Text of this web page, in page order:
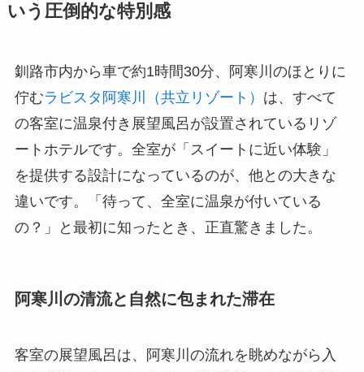
いう圧倒的な特別感
釧路市内から車で約1時間30分、阿寒川のほとりに
佇むラビスタ阿寒川（共立リゾート） は、すべて
の客室に温泉付き展望風呂が設置されているリゾ
ートホテルです。全室が「スイートに近い体験」
を提供する設計になっているのが、他との大きな
違いです。「待って、全室に温泉が付いている
の？」と最初に知ったとき、正直驚きました。
阿寒川の清流と自然に包まれた滞在
客室の展望風呂は、阿寒川の流れを眺めながら入